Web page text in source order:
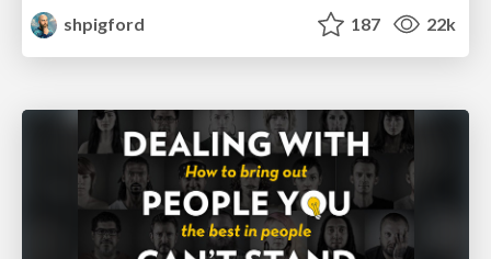
shpigford
187 22k